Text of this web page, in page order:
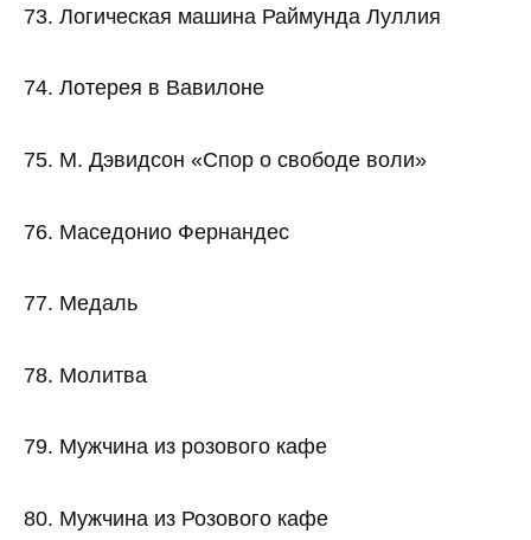
73. Логическая машина Раймунда Луллия
74. Лотерея в Вавилоне
75. М. Дэвидсон «Спор о свободе воли»
76. Маседонио Фернандес
77. Медаль
78. Молитва
79. Мужчина из розового кафе
80. Мужчина из Розового кафе